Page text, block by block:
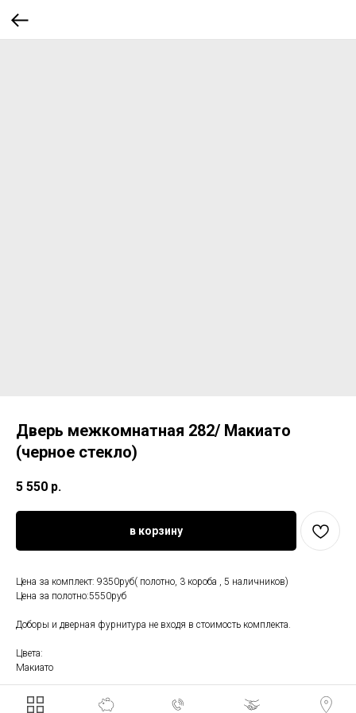
Дверь межкомнатная 282/ Макиато
(черное стекло)
5 550 р.
в корзину
Цена за комплект: 9350руб( полотно, 3 короба , 5 наличников)
Цена за полотно:5550руб
Доборы и дверная фурнитура не входя в стоимость комплекта.
Цвета:
Макиато